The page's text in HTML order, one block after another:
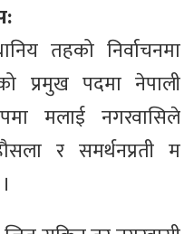
तहको निर्वाचनमा
प्रमुख पदमा नेपाली
मलाई नगरवासिले
र समर्थनप्रती म